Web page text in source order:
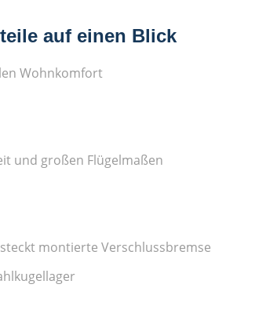
auf einen Blick
Wohnkomfort
und großen Flügelmaßen
montierte Verschlussbremse